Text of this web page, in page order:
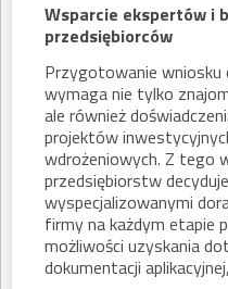
Wsparcie ekspertów i
przedsiębiorców
Przygotowanie
wymaga nie tylko
ale również
projektów
wdrożeniowych. Z tego
przedsiębiorstw
wyspecjalizowanymi
firmy na każdym etapie
możliwości uzyskania
dokumentacji